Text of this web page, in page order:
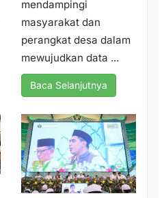
mendampingi
masyarakat dan
perangkat desa dalam
mewujudkan data ...
Baca Selanjutnya